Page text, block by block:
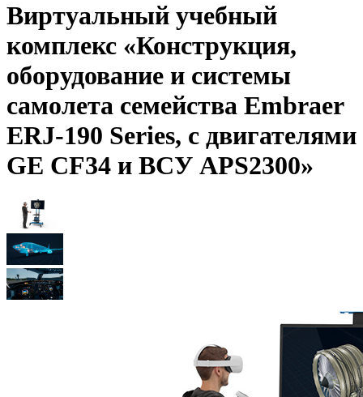
Виртуальный учебный
комплекс «Конструкция,
оборудование и системы
самолета семейства Embraer
ERJ-190 Series, с двигателями
GE CF34 и ВСУ APS2300»